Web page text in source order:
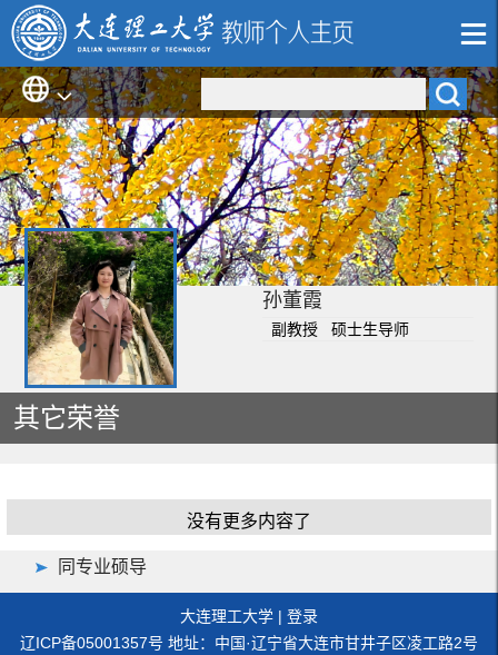
孙董霞
副教授 硕士生导师
其它荣誉
没有更多内容了
同专业硕导
大连理工大学 | 登录
辽ICP备05001357号 地址：中国·辽宁省大连市甘井子区凌工路2号